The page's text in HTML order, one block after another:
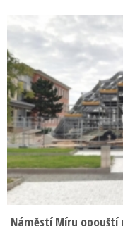
Náměstí Míru